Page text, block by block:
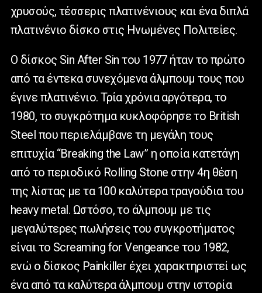
χρυσούς, τέσσερις πλατινένιους και ένα διπλά
πλατινένιο δίσκο στις Ηνωμένες Πολιτείες.
Ο δίσκος Sin After Sin του 1977 ήταν το πρώτο
από τα έντεκα συνεχόμενα άλμπουμ τους που
έγινε πλατινένιο. Τρία χρόνια αργότερα, το
1980, το συγκρότημα κυκλοφόρησε το British
Steel που περιελάμβανε τη μεγάλη τους
επιτυχία “Breaking the Law” η οποία κατετάγη
από το περιοδικό Rolling Stone στην 4η θέση
της λίστας με τα 100 καλύτερα τραγούδια του
heavy metal. Ωστόσο, το άλμπουμ με τις
μεγαλύτερες πωλήσεις του συγκροτήματος
είναι το Screaming for Vengeance του 1982,
ενώ ο δίσκος Painkiller έχει χαρακτηριστεί ως
ένα από τα καλύτερα άλμπουμ στην ιστορία